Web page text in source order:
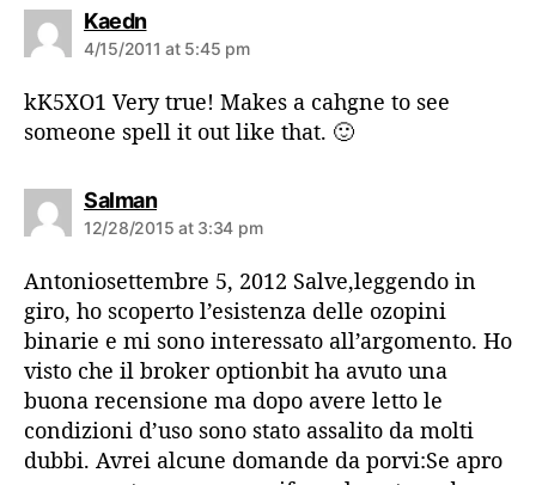
Kaedns
a
:
4/15/2011 at 5:45 pm
kK5XO1 Very true! Makes a cahgne to see
someone spell it out like that. 🙂
Salmans
a
:
12/28/2015 at 3:34 pm
Antoniosettembre 5, 2012 Salve,leggendo in
giro, ho scoperto l’esistenza delle ozopini
binarie e mi sono interessato all’argomento. Ho
visto che il broker optionbit ha avuto una
buona recensione ma dopo avere letto le
condizioni d’uso sono stato assalito da molti
dubbi. Avrei alcune domande da porvi:Se apro